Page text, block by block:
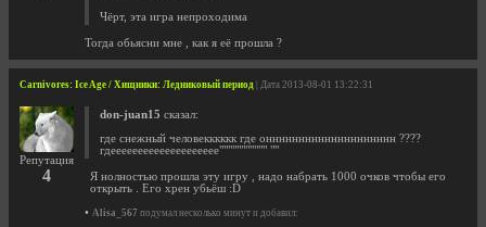
Чёрт, эта игра непроходима
Тогда обьясни мне , как я её прошла ?
Carnivores: Ice Age / Хищники: Ледниковый период | Дата 2013-08-01 13:22:31
Репутация
4
don-juan15 сказал:
где снежный человекккккк где онннннннннннннннннннн ????
гдееееееееееееееееееее""""""""""" ""
Я нолностью прошла эту игру , надо набрать 1000 очков чтобы его
открыть . Его хрен убьёш :D
• Alisa_567 подумал несколько минут и добавил: